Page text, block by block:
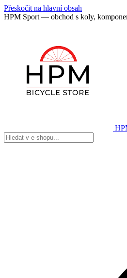
Přeskočit na hlavní obsah
HPM Sport — obchod s koly,